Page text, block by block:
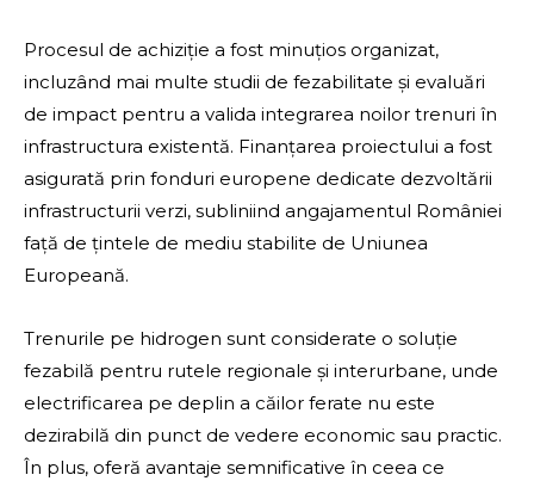
Procesul de achiziție a fost minuțios organizat,
incluzând mai multe studii de fezabilitate și evaluări
de impact pentru a valida integrarea noilor trenuri în
infrastructura existentă. Finanțarea proiectului a fost
asigurată prin fonduri europene dedicate dezvoltării
infrastructurii verzi, subliniind angajamentul României
față de țintele de mediu stabilite de Uniunea
Europeană.
Trenurile pe hidrogen sunt considerate o soluție
fezabilă pentru rutele regionale și interurbane, unde
electrificarea pe deplin a căilor ferate nu este
dezirabilă din punct de vedere economic sau practic.
În plus, oferă avantaje semnificative în ceea ce